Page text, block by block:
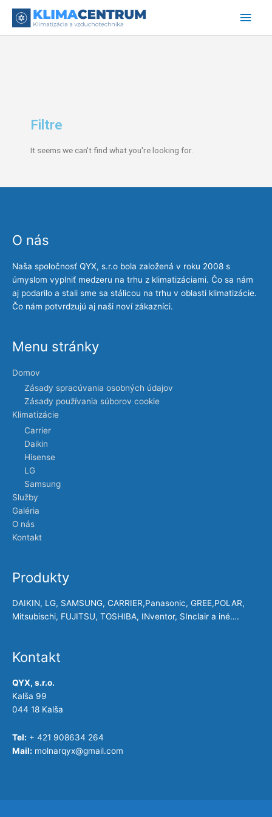
Filtre
It seems we can't find what you're looking for.
O nás
Naša spoločnosť QYX, s.r.o bola založená v roku 2008 s
úmyslom vyplniť medzeru na trhu z klimatizáciami. Čo sa nám
aj podarilo a stali sme sa stálicou na trhu v oblasti klimatizácie.
Čo nám potvrdzujú aj naši noví zákazníci.
Menu stránky
Domov
Zásady spracúvania osobných údajov
Zásady používania súborov cookie
Klimatizácie
Carrier
Daikin
Hisense
LG
Samsung
Služby
Galéria
O nás
Kontakt
Produkty
DAIKIN, LG, SAMSUNG, CARRIER,Panasonic, GREE,POLAR,
Mitsubischi, FUJITSU, TOSHIBA, INventor, SInclair a iné….
Kontakt
QYX, s.r.o.
Kalša 99
044 18 Kalša
Tel: + 421 908634 264
Mail: molnarqyx@gmail.com